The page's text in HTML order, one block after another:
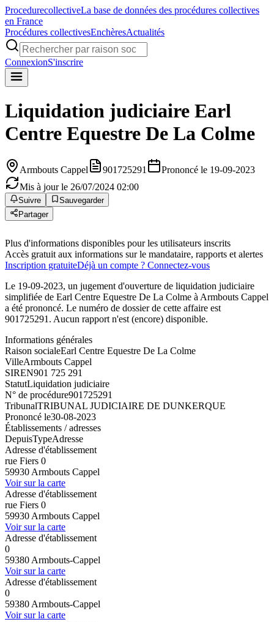
ProcedurecollectiveLa base de données des procédures collectives
en France
Procédures collectivesEnchèresActualités
ConnexionS'inscrire
Liquidation judiciaire Earl
Centre Equestre De La Colme
Armbouts Cappel 901725291
Prononcé le 19-09-2023
Mis à jour le 26/07/2024 02:00
Suivre
Sauvegarder
Partager
Plus d'informations disponibles pour les utilisateurs inscrits
Accès gratuit aux informations sur le mandataire, rapports et alertes
Inscription gratuiteDéjà un compte ? Connectez-vous
Le 19-09-2023, un jugement d'ouverture de liquidation judiciaire
simplifiée de Earl Centre Equestre De La Colme à Armbouts Cappel
a été prononcé. Le numéro de dossier de cette affaire est
901725291. Aucun rapport n'est (encore) disponible.
Informations générales
Raison socialeEarl Centre Equestre De La Colme
VilleArmbouts Cappel
SIREN901 725 291
StatutLiquidation judiciaire
N° de procédure901725291
TribunalTRIBUNAL JUDICIAIRE DE DUNKERQUE
Prononcé le30-08-2023
Établissements / adresses
DepuisTypeAdresse
Adresse d'établissement
rue Fiers 0
59930 Armbouts Cappel
Voir sur la carte
Adresse d'établissement
rue Fiers 0
59930 Armbouts Cappel
Voir sur la carte
Adresse d'établissement
0
59380 Armbouts-Cappel
Voir sur la carte
Adresse d'établissement
0
59380 Armbouts-Cappel
Voir sur la carte